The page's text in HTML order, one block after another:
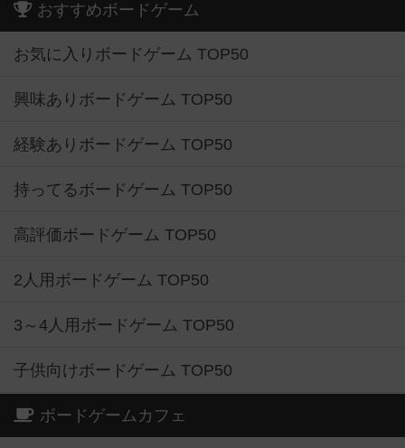
おすすめボードゲーム
お気に入りボードゲーム TOP50
興味ありボードゲーム TOP50
経験ありボードゲーム TOP50
持ってるボードゲーム TOP50
高評価ボードゲーム TOP50
2人用ボードゲーム TOP50
3～4人用ボードゲーム TOP50
子供向けボードゲーム TOP50
ボードゲームカフェ